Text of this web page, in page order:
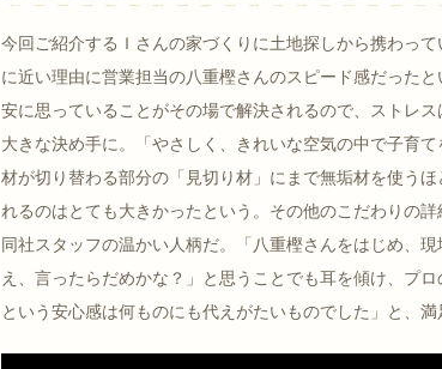
今回ご紹介するＩさんの家づくりに土地探しから携わっ
に近い理由に営業担当の八重樫さんのスピード感だった
安に思っていることがその場で解決されるので、ストレ
大きな決め手に。「やさしく、きれいな空気の中で子育
材が切り替わる部分の「見切り材」にまで無垢材を使う
れるのはとても大きかったという。その他のこだわりの
同社スタッフの温かい人柄だ。「八重樫さんをはじめ、
え、言ったらだめかな？」と思うことでも耳を傾け、プ
という安心感は何ものにも代えがたいものでした」と、